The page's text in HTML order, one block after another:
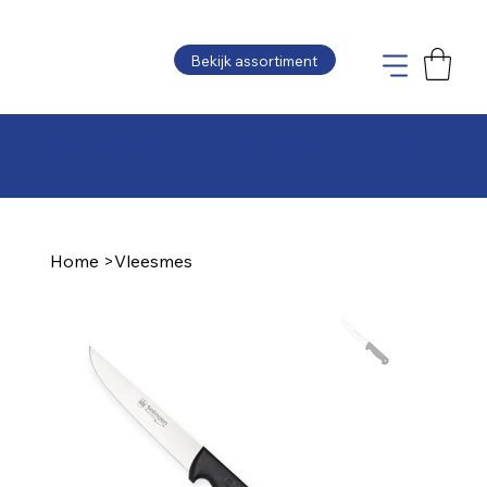
Bekijk assortiment
Home >Vleesmes